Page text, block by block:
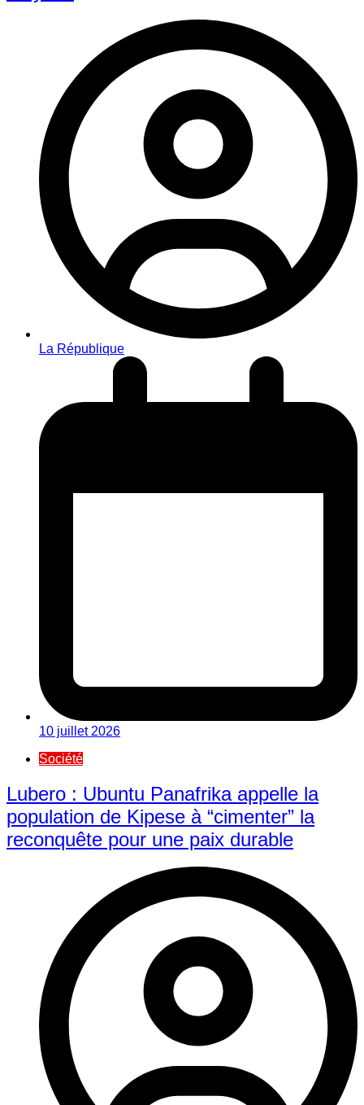
La République
10 juillet 2026
Société
Lubero : Ubuntu Panafrika appelle la
population de Kipese à “cimenter” la
reconquête pour une paix durable